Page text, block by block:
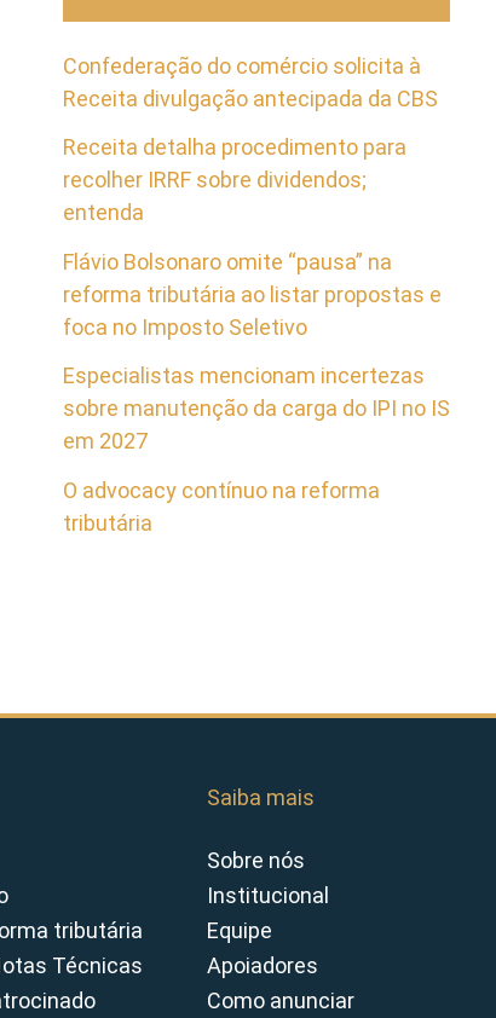
Confederação do comércio solicita à
Receita divulgação antecipada da CBS
Receita detalha procedimento para
recolher IRRF sobre dividendos;
entenda
Flávio Bolsonaro omite “pausa” na
reforma tributária ao listar propostas e
foca no Imposto Seletivo
Especialistas mencionam incertezas
sobre manutenção da carga do IPI no IS
em 2027
O advocacy contínuo na reforma
tributária
tributária
Técnicas
Saiba mais
Sobre nós
Institucional
Equipe
Apoiadores
Como anunciar